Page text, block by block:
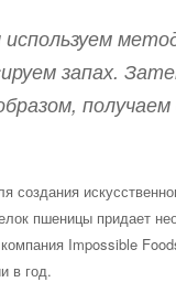
используем
запах.
получаем
создания
пшеницы придает
Impossible
в год.